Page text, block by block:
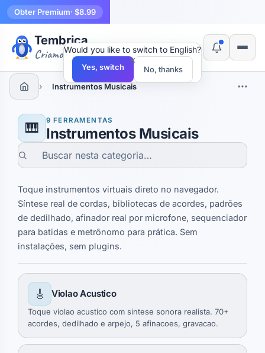
Obter Premium· $8.99
Tembrica
Criamos ferramentas
› Instrumentos Musicais
🎹 9 FERRAMENTAS
Instrumentos Musicais
Toque instrumentos virtuais direto no navegador.
Síntese real de cordas, bibliotecas de acordes, padrões
de dedilhado, afinador real por microfone, sequenciador
para batidas e metrônomo para prática. Sem
instalações, sem plugins.
🎸 Violao Acustico
Toque violao acustico com sintese sonora realista. 70+
acordes, dedilhado e arpejo, 5 afinacoes, gravacao.
×
Would you like to switch to English?
Yes, switch No, thanks